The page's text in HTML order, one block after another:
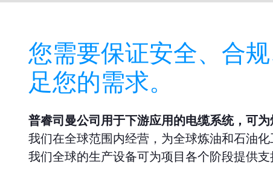
您需要保证安全、合
足您的需求。
普睿司曼公司用于下游应用的电缆系统，可
我们在全球范围内经营，为全球炼油和石油化
我们全球的生产设备可为项目各个阶段提供